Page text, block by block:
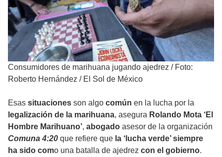
Consumidores de marihuana jugando ajedrez / Foto:
Roberto Hernández / El Sol de México
Esas situaciones son algo común en la lucha por la
legalización de la marihuana, asegura Rolando Mota ‘El
Hombre Marihuano’, abogado asesor de la organización
Comuna 4:20 que refiere que la ‘lucha verde’ siempre
ha sido como una batalla de ajedrez con el gobierno.